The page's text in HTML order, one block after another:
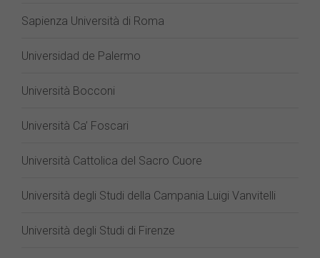
Sapienza Università di Roma
Universidad de Palermo
Università Bocconi
Università Ca’ Foscari
Università Cattolica del Sacro Cuore
Università degli Studi della Campania Luigi Vanvitelli
Università degli Studi di Firenze